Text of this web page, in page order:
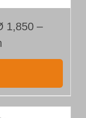
1,850 –